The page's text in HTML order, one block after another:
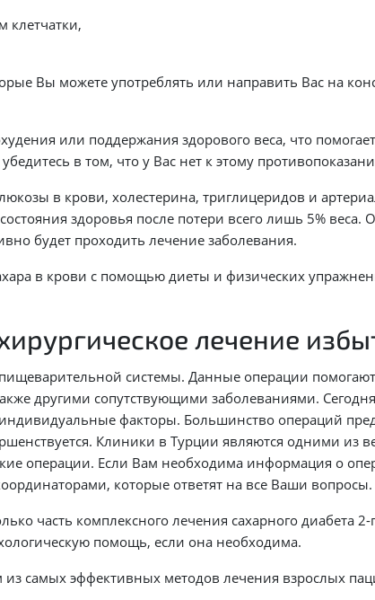
клетчатки,
Вы можете употреблять или направить Вас на
или поддержания здорового веса, что
в том, что у Вас нет к этому
в крови, холестерина, триглицеридов и
здоровья после потери всего лишь 5%
будет проходить лечение заболевания.
в крови с помощью диеты и физических
лечение
системы. Данные операции
другими сопутствующими заболеваниями.
факторы. Большинство операций
Клиники в Турции являются одними из
операции. Если Вам необходима информация о
которые ответят на все Ваши вопросы.
часть комплексного лечения сахарного диабета
помощь, если она необходима.
самых эффективных методов лечения взрослых